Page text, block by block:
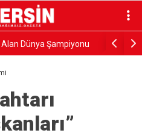
Dünya Şampiyonu Gazeteci